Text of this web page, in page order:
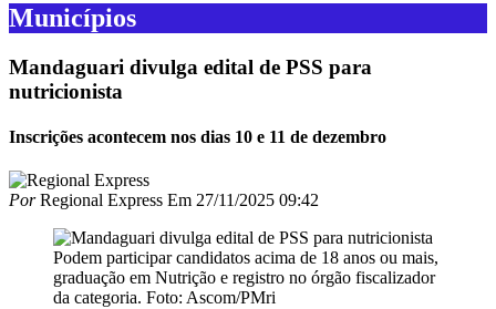
Municípios
Mandaguari divulga edital de PSS para
nutricionista
Inscrições acontecem nos dias 10 e 11 de dezembro
PorRegional Express Em 27/11/2025 09:42
Podem participar candidatos acima de 18 anos ou mais,
graduação em Nutrição e registro no órgão fiscalizador
da categoria. Foto: Ascom/PMri